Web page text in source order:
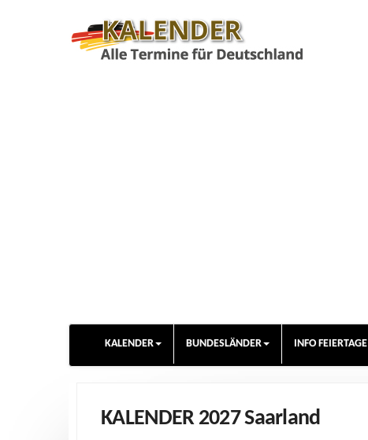
KALENDER BUNDESLÄNDER INFO FEIERTAGE
KALENDER 2027 Saarland